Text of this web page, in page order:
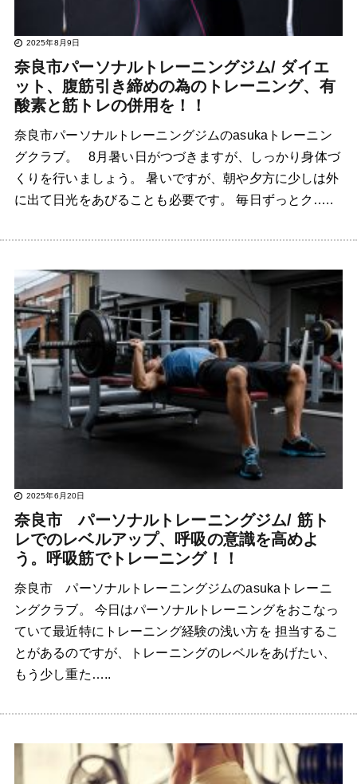
2025年8月9日
奈良市パーソナルトレーニングジム/ ダイエ
ット、腹筋引き締めの為のトレーニング、有
酸素と筋トレの併用を！！
奈良市パーソナルトレーニングジムのasukaトレーニン
グクラブ。 8月暑い日がつづきますが、しっかり身体づ
くりを行いましょう。 暑いですが、朝や夕方に少しは外
に出て日光をあびることも必要です。 毎日ずっとク…..
2025年6月20日
奈良市 パーソナルトレーニングジム/ 筋ト
レでのレベルアップ、呼吸の意識を高めよ
う。呼吸筋でトレーニング！！
奈良市 パーソナルトレーニングジムのasukaトレーニ
ングクラブ。 今日はパーソナルトレーニングをおこなっ
ていて最近特にトレーニング経験の浅い方を 担当するこ
とがあるのですが、トレーニングのレベルをあげたい、
もう少し重た…..